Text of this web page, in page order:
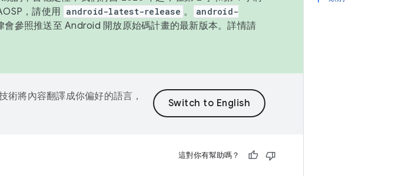
，請使用 android-latest-release 。
android-
會參照推送至 Android 開放原始碼計畫的最新版本。詳情請
術將內容翻譯成你偏好的語言，
這對你有幫助嗎？